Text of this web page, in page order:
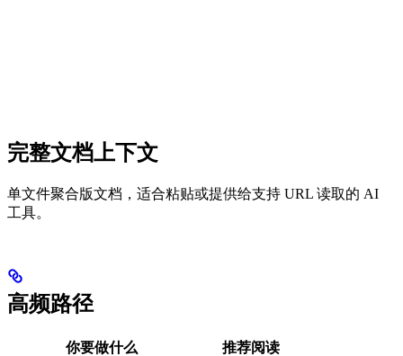
完整文档上下文
单文件聚合版文档，适合粘贴或提供给支持 URL 读取的 AI
工具。
高频路径
你要做什么
推荐阅读